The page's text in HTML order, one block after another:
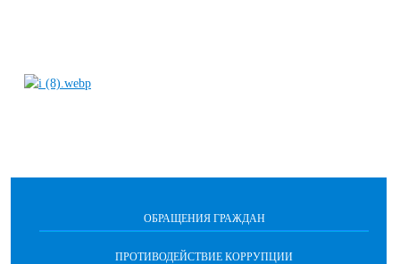
ОБРАЩЕНИЯ ГРАЖДАН
ПРОТИВОДЕЙСТВИЕ КОРРУПЦИИ